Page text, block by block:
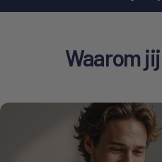
Waarom